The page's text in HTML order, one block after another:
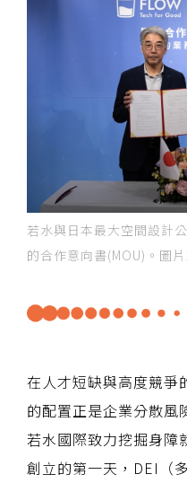
若水與日本最大空間設計
的合作意向書(MOU)。圖
在人才短缺與高度競爭
的配置正是企業分散風
若水國際致力挖掘身障
創立的第一天，DEI（